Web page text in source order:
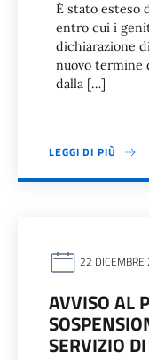
È stato esteso
entro cui i
dichiarazione
nuovo termine
dalla […]
LEGGI DI PIÙ
22
AVVISO AL
SERVIZIO